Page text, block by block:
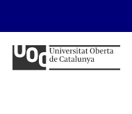
PORTAFOLIS DEL GRAU DE
Mostra de treballs